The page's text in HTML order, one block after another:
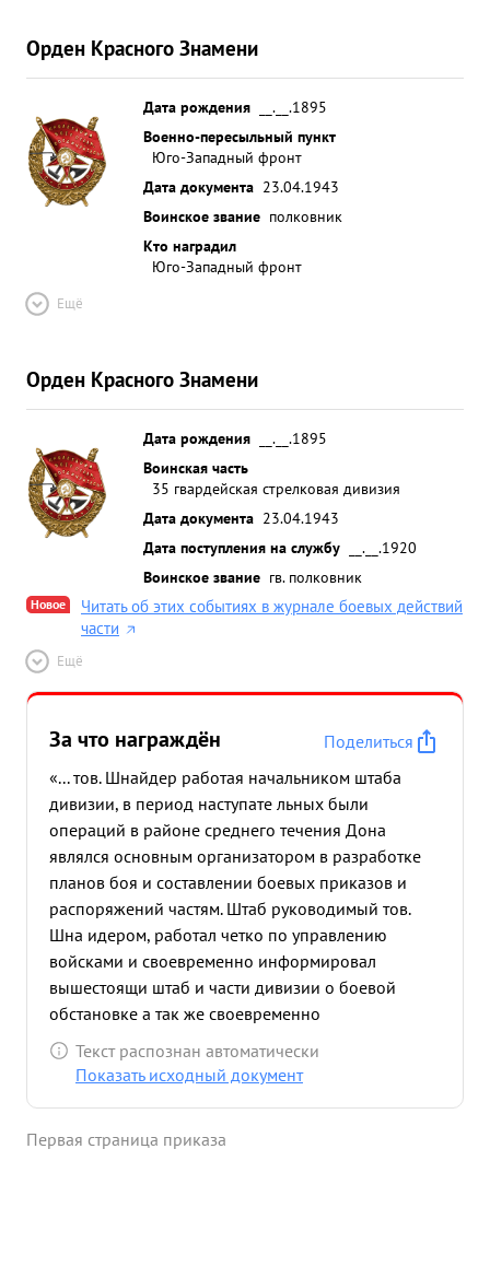
Орден Красного Знамени
Дата рождения
__.__.1895
Военно-пересыльный пункт
Юго-Западный фронт
Дата документа 23.04.1943
Воинское звание полковник
Кто наградил
Юго-Западный фронт
Ещё
Орден Красного Знамени
Дата рождения
__.__.1895
Воинская часть
35 гвардейская стрелковая дивизия
Дата документа 23.04.1943
Дата поступления на службу
__.__.1920
Воинское звание гв. полковник
Новое
Читать об этих событиях в журнале боевых действий
части
Ещё
За что награждён
Поделиться
«... тов. Шнайдер работая начальником штаба
дивизии, в период наступате льных были
операций в районе среднего течения Дона
являлся основным организатором в разработке
планов боя и составлении боевых приказов и
распоряжений частям. Штаб руководимый тов.
Шна идером, работал четко по управлению
войсками и своевременно информировал
вышестоящи штаб и части дивизии о боевой
обстановке а так же своевременно
организовывал боевое обеспечение войсками.
Принимал меры по обеспечению взаимодействия
штабов полков путем личного выезда в части. при
Текст распознан автоматически
Показать исходный документ
Первая страница приказа